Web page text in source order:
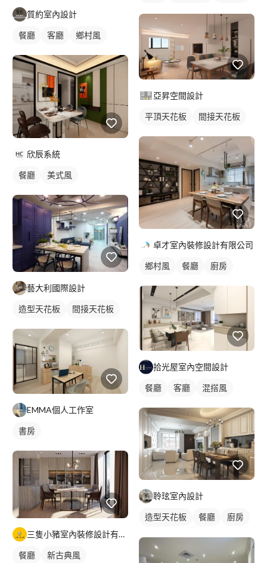
質約室內設計
餐廳 客廳 鄉村風
欣辰系統
餐廳 美式風
藝大利國際設計
造型天花板 間接天花板
EMMA個人工作室
書房
三隻小豬室內裝修設計有限公司
餐廳 新古典風
亞昇空間設計
平頂天花板 間接天花板
卓才室內裝修設計有限公司
鄉村風 餐廳 廚房
拾光屋室內空間設計
餐廳 客廳 混搭風
聆玹室內設計
造型天花板 餐廳
廚房
全室照明設計